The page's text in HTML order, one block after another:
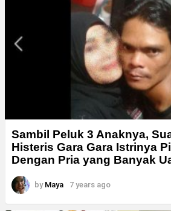
Sambil Peluk 3 Anaknya,
Histeris Gara Gara Istrinya
Dengan Pria yang Banyak
by Maya 7 years ago